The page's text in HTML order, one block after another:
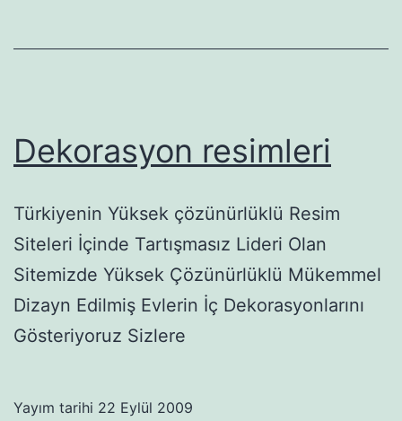
Dekorasyon resimleri
Türkiyenin Yüksek çözünürlüklü Resim
Siteleri İçinde Tartışmasız Lideri Olan
Sitemizde Yüksek Çözünürlüklü Mükemmel
Dizayn Edilmiş Evlerin İç Dekorasyonlarını
Gösteriyoruz Sizlere
Yayım tarihi 22 Eylül 2009